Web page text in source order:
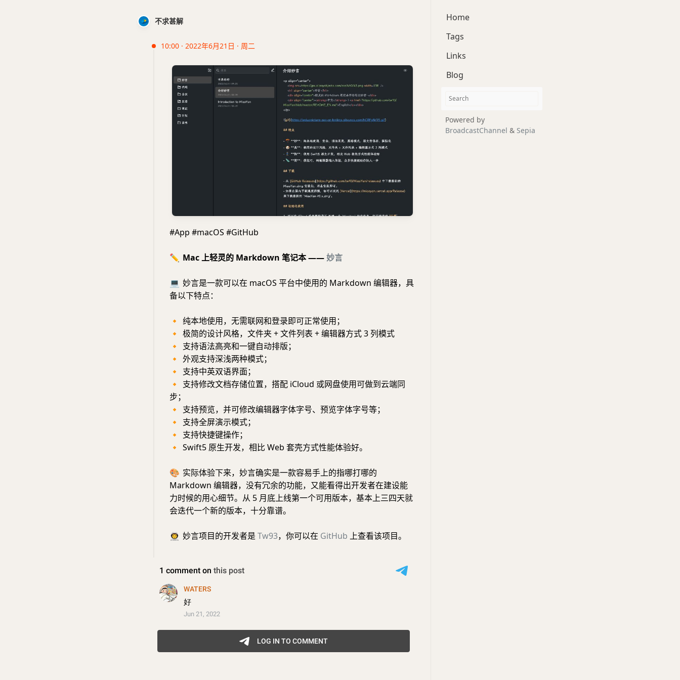
不求甚解
10:00 · 2022年6月21日 · 周二
#App #macOS #GitHub
✏️ Mac 上轻灵的 Markdown 笔记本 ——妙言
💻 妙言是一款可以在 macOS 平台中使用的 Markdown 编辑器，具
备以下特点：
🔸 纯本地使用，无需联网和登录即可正常使用；
🔸 极简的设计风格，文件夹 + 文件列表 + 编辑器方式 3 列模式
🔸
支持语法高亮和一键自动排版；
🔸 外观支持深浅两种模式；
🔸
支持中英双语界面；
🔸
支持修改文档存储位置，搭配 iCloud 或网盘使用可做到云端同
步；
🔸
支持预览，并可修改编辑器字体字号、预览字体字号等；
🔸
支持全屏演示模式；
🔸
支持快捷键操作；
🔸 Swift5 原生开发，相比 Web 套壳方式性能体验好。
🎨 实际体验下来，妙言确实是一款容易手上的指哪打哪的
Markdown 编辑器，没有冗余的功能，又能看得出开发者在建设能
力时候的用心细节。从 5 月底上线第一个可用版本，基本上三四天就
会迭代一个新的版本，十分靠谱。
👨‍🚀 妙言项目的开发者是 Tw93，你可以在 GitHub 上查看该项目。
Home
Tags
Links
Blog
Powered by
BroadcastChannel & Sepia